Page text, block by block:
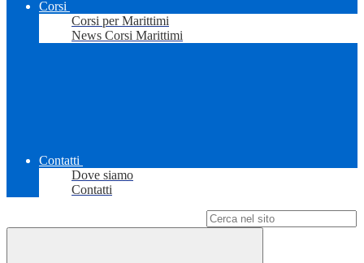
Corsi
Corsi per Marittimi
News Corsi Marittimi
Contatti
Dove siamo
Contatti